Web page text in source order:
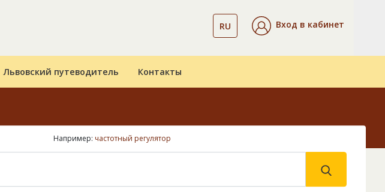
RU Вход в кабинет
Львовский путеводитель Контакты
Например: частотный регулятор